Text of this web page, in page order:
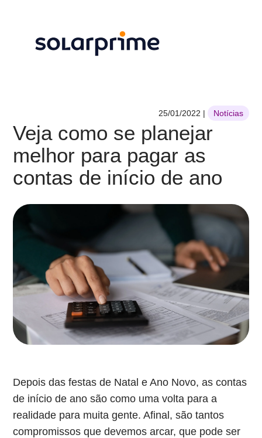
Veja como se planejar
melhor para pagar as
contas de início de ano
25/01/2022 | Notícias
Depois das festas de Natal e Ano Novo, as contas
de início de ano são como uma volta para a
realidade para muita gente. Afinal, são tantos
compromissos que devemos arcar, que pode ser